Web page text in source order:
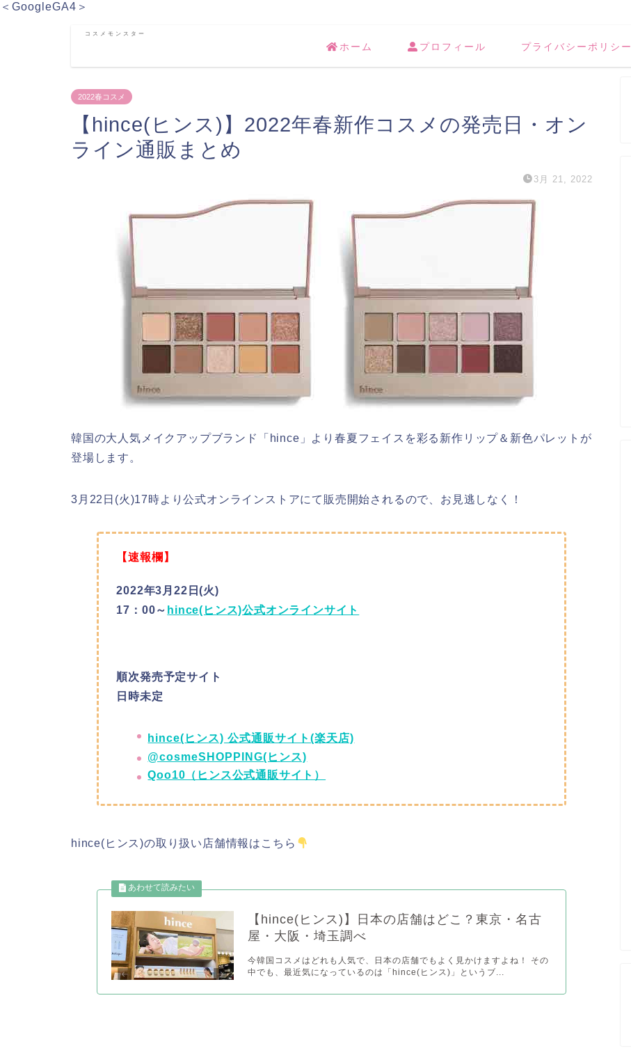
＜GoogleGA4＞
コスメモンスター
ホーム プロフィール プライバシーポリシー
2022春コスメ
【hince(ヒンス)】2022年春新作コスメの発売日・オン
ライン通販まとめ
3月 21, 2022
韓国の大人気メイクアップブランド「hince」より春夏フェイスを彩る新作リップ＆新色パレットが
登場します。
3月22日(火)17時より公式オンラインストアにて販売開始されるので、お見逃しなく！
【速報欄】
2022年3月22日(火)
17：00～ hince(ヒンス)公式オンラインサイト
順次発売予定サイト
日時未定
hince( ヒンス) 公式通販サイト(楽天店)
@cosmeSHOPPING(ヒンス)
Qoo10（ヒンス公式通販サイト）
hince(ヒンス)の取り扱い店舗情報はこちら
【hince(ヒンス)】日本の店舗はどこ？東京・名古
屋・大阪・埼玉調べ
今韓国コスメはどれも人気で、日本の店舗でもよく見かけますよね！ その
中でも、最近気になっているのは「hince(ヒンス)」というブ...